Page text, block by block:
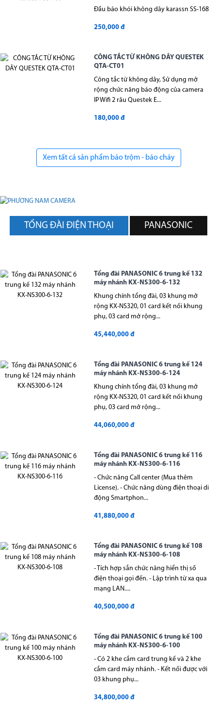
Đầu báo khói không dây karassn SS-168
250,000 đ
CÔNG TẮC TỪ KHÔNG DÂY QUESTEK
QTA-CT01
Công tắc từ không dây, Sử dụng mở
rộng chức năng báo động của camera
IP Wifi 2 râu Questek E...
180,000 đ
Xem tất cả sản phẩm báo trộm - báo cháy
TỔNG ĐÀI ĐIỆN THOẠI PANASONIC
Tổng đài PANASONIC 6 trung kế 132
máy nhánh KX-NS300-6-132
Khung chính tổng đài, 03 khung mở
rộng KX-NS320, 01 card kết nối khung
phụ, 03 card mở rộng...
45,440,000 đ
Tổng đài PANASONIC 6 trung kế 124
máy nhánh KX-NS300-6-124
Khung chính tổng đài, 03 khung mở
rộng KX-NS320, 01 card kết nối khung
phụ, 03 card mở rộng...
44,060,000 đ
Tổng đài PANASONIC 6 trung kế 116
máy nhánh KX-NS300-6-116
- Chức năng Call center (Mua thêm
License). - Chức năng dùng điện thoại di
động Smartphon...
41,880,000 đ
Tổng đài PANASONIC 6 trung kế 108
máy nhánh KX-NS300-6-108
- Tích hợp sẵn chức năng hiển thị số
điện thoại gọi đến. - Lập trình từ xa qua
mạng LAN....
40,500,000 đ
Tổng đài PANASONIC 6 trung kế 100
máy nhánh KX-NS300-6-100
- Có 2 khe cắm card trung kế và 2 khe
cắm card máy nhánh. - Kết nối được với
03 khung phụ...
34,800,000 đ